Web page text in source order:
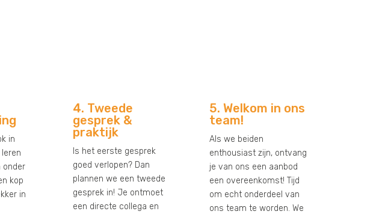
in
onder
kop
in
4. Tweede
gesprek &
praktijk
Is het eerste gesprek
goed verlopen? Dan
plannen we een tweede
gesprek in! Je ontmoet
een directe collega en
5. Welkom in ons
team!
Als we beiden
enthousiast zijn, ontvang
je van ons een aanbod
een overeenkomst! Tijd
om echt onderdeel van
ons team te worden. We